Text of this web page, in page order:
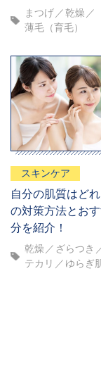
まつげ
乾燥
薄毛（育毛）
スキンケア
自分の肌質はど
の対策方法とお
分を紹介！
乾燥
ざらつき
テカリ
ゆらぎ